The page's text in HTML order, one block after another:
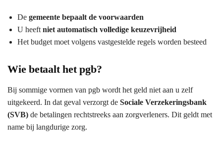
De gemeente bepaalt de voorwaarden
U heeft niet automatisch volledige keuzevrijheid
Het budget moet volgens vastgestelde regels worden besteed
Wie betaalt het pgb?
Bij sommige vormen van pgb wordt het geld niet aan u zelf
uitgekeerd. In dat geval verzorgt de Sociale Verzekeringsbank
(SVB) de betalingen rechtstreeks aan zorgverleners. Dit geldt met
name bij langdurige zorg.